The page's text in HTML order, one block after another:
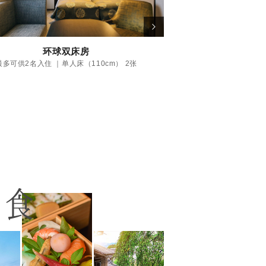
环球双床房
多可供2名入住 ｜单人床（110cm） 2张